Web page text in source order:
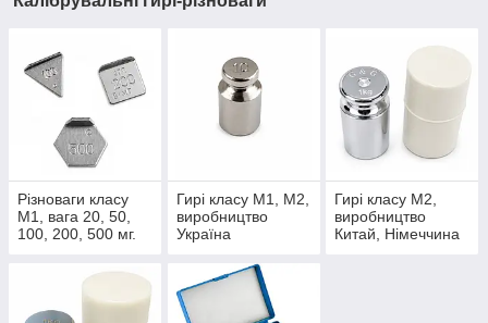
Різноваги класу
М1, вага 20, 50,
100, 200, 500 мг.
Україна, Китай
Гирі класу М1, М2,
виробництво
Україна
Гирі класу М2,
виробництво
Китай, Німеччина